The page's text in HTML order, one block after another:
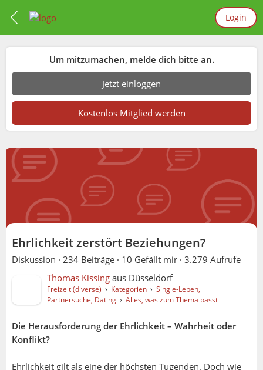
Login
Um mitzumachen, melde dich bitte an.
Jetzt einloggen
Kostenlos Mitglied werden
Ehrlichkeit zerstört Beziehungen?
Diskussion · 234 Beiträge · 10 Gefällt mir · 3.279 Aufrufe
Thomas Kissing aus Düsseldorf
Freizeit (diverse) › Kategorien › Single-Leben,
Partnersuche, Dating › Alles, was zum Thema passt
Die Herausforderung der Ehrlichkeit – Wahrheit oder
Konflikt?
Ehrlichkeit gilt als eine der höchsten Tugenden. Doch wie